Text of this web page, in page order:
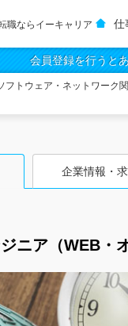
職ならイーキャリア 仕
会員登録を行うと
フトウェア・ネットワーク
企業情報・
ニア（WEB・